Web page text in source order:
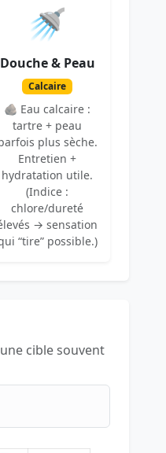
🚿
Douche & Peau
Calcaire
🪨 Eau calcaire :
tartre + peau
plus sèche.
Entretien +
hydratation utile.
(Indice :
chlore/dureté
→ sensation
“tire” possible.)
cible souvent